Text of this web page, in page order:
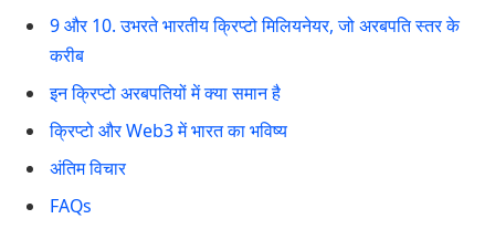
9 और 10. उभरते भारतीय क्रिप्टो मिलियनेयर, जो अरबपति स्तर के
करीब
इन क्रिप्टो अरबपतियों में क्या समान है
क्रिप्टो और Web3 में भारत का भविष्य
अंतिम विचार
FAQs